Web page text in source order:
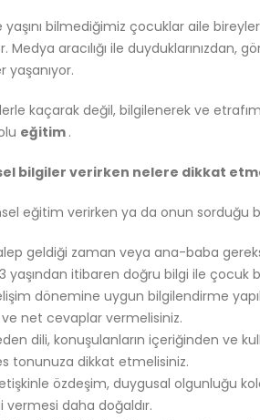
yaşını bilmediğimiz çocuklar aile
aracılığı ile duyduklarınızdan,
yaşanıyor.
kaçarak değil, bilgilenerek ve
eğitim .
bilgiler verirken nelere dikkat
eğitim verirken ya da onun sorduğu
geldiği zaman veya ana-baba
yaşından itibaren doğru bilgi ile çocuk
dönemine uygun bilgilendirme
ve net cevaplar vermelisiniz.
dili, konuşulanların içeriğinden ve
tonunuza dikkat etmelisiniz.
özdeşim, duygusal olgunluğu
vermesi daha doğaldır.